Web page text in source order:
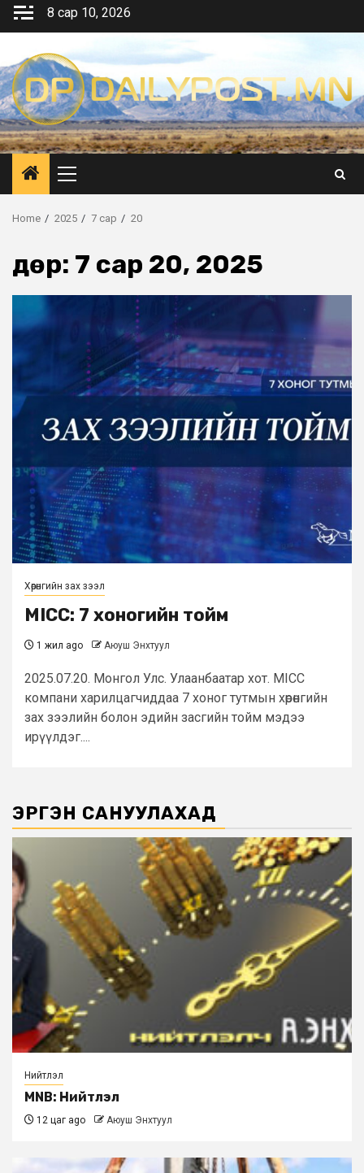
Skip
8 сар 10, 2026
Primary
Menu
Home 2025 7 сар 20
Өдөр: 7 сар 20, 2025
Хөрөнгийн зах зээл
MICC: 7 хоногийн тойм
1 жил ago Аюуш Энхтуул
2025.07.20. Монгол Улс. Улаанбаатар хот. MICC
компани харилцагчиддаа 7 хоног тутмын хөрөнгийн
зах зээлийн болон эдийн засгийн тойм мэдээ
ирүүлдэг....
ЭРГЭН САНУУЛАХАД
Нийтлэл
MNB: Нийтлэл
12 цаг ago Аюуш Энхтуул